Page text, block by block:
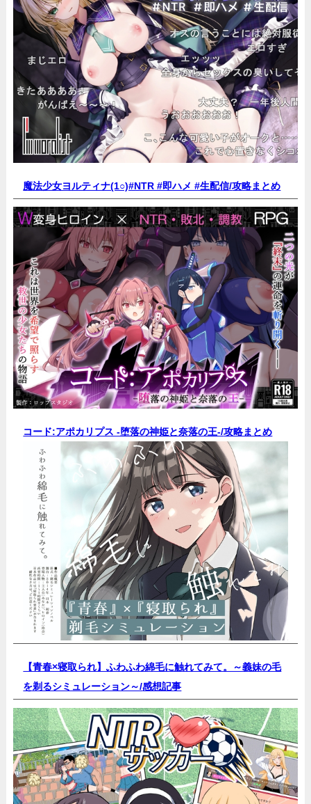
魔法少女ヨルティナ(1○)#NTR #即ハメ #生配信/攻略まとめ
コード:アポカリプス -堕落の神姫と奈落の王-/攻略まとめ
【青春×寝取られ】ふわふわ綿毛に触れてみて。～義妹の毛
を剃るシミュレーション～/感想記事